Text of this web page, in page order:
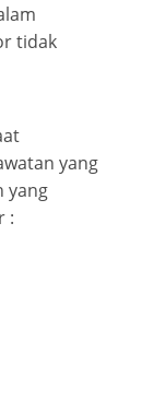
tidak
yang
yang
: